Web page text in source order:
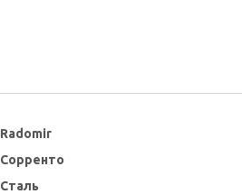
Radomir
Сорренто
Сталь